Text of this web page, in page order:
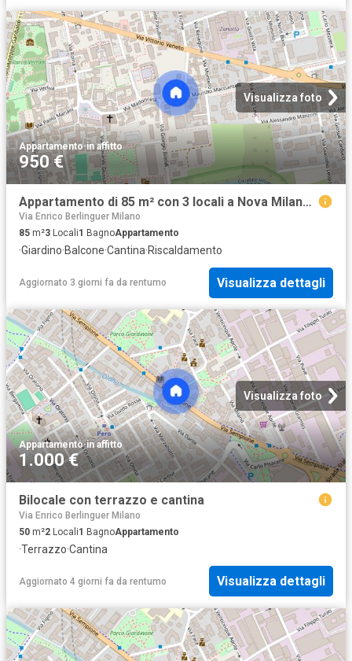
Visualizza foto
Appartamento·in affitto
950 €
Appartamento di 85 m² con 3 locali a Nova Milanese
Via Enrico Berlinguer Milano
85 m²3 Locali1 BagnoAppartamento
·Giardino·Balcone·Cantina·Riscaldamento
Aggiornato 3 giorni fa da rentumo Visualizza dettagli
Visualizza foto
Appartamento·in affitto
1.000 €
Bilocale con terrazzo e cantina
Via Enrico Berlinguer Milano
50 m²2 Locali1 BagnoAppartamento
·Terrazzo·Cantina
Aggiornato 4 giorni fa da rentumo Visualizza dettagli